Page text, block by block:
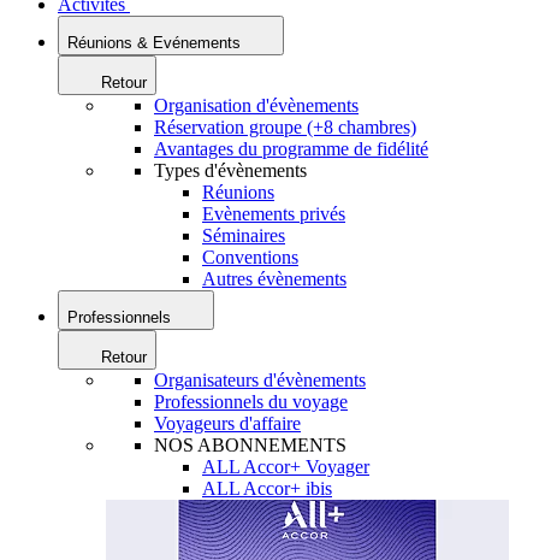
Réunions & Evénements
Retour
Organisation d'évènements
Réservation groupe (+8 chambres)
Avantages du programme de fidélité
Types d'évènements
Réunions
Evènements privés
Séminaires
Conventions
Autres évènements
Professionnels
Retour
Organisateurs d'évènements
Professionnels du voyage
Voyageurs d'affaire
NOS ABONNEMENTS
ALL Accor+ Voyager
ALL Accor+ ibis